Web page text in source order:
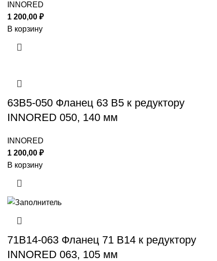
INNORED
1 200,00 ₽
В корзину
63B5-050 Фланец 63 B5 к редуктору
INNORED 050, 140 мм
INNORED
1 200,00 ₽
В корзину
71B14-063 Фланец 71 B14 к редуктору
INNORED 063, 105 мм